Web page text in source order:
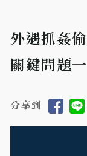
外遇抓姦
關鍵問題
分享到